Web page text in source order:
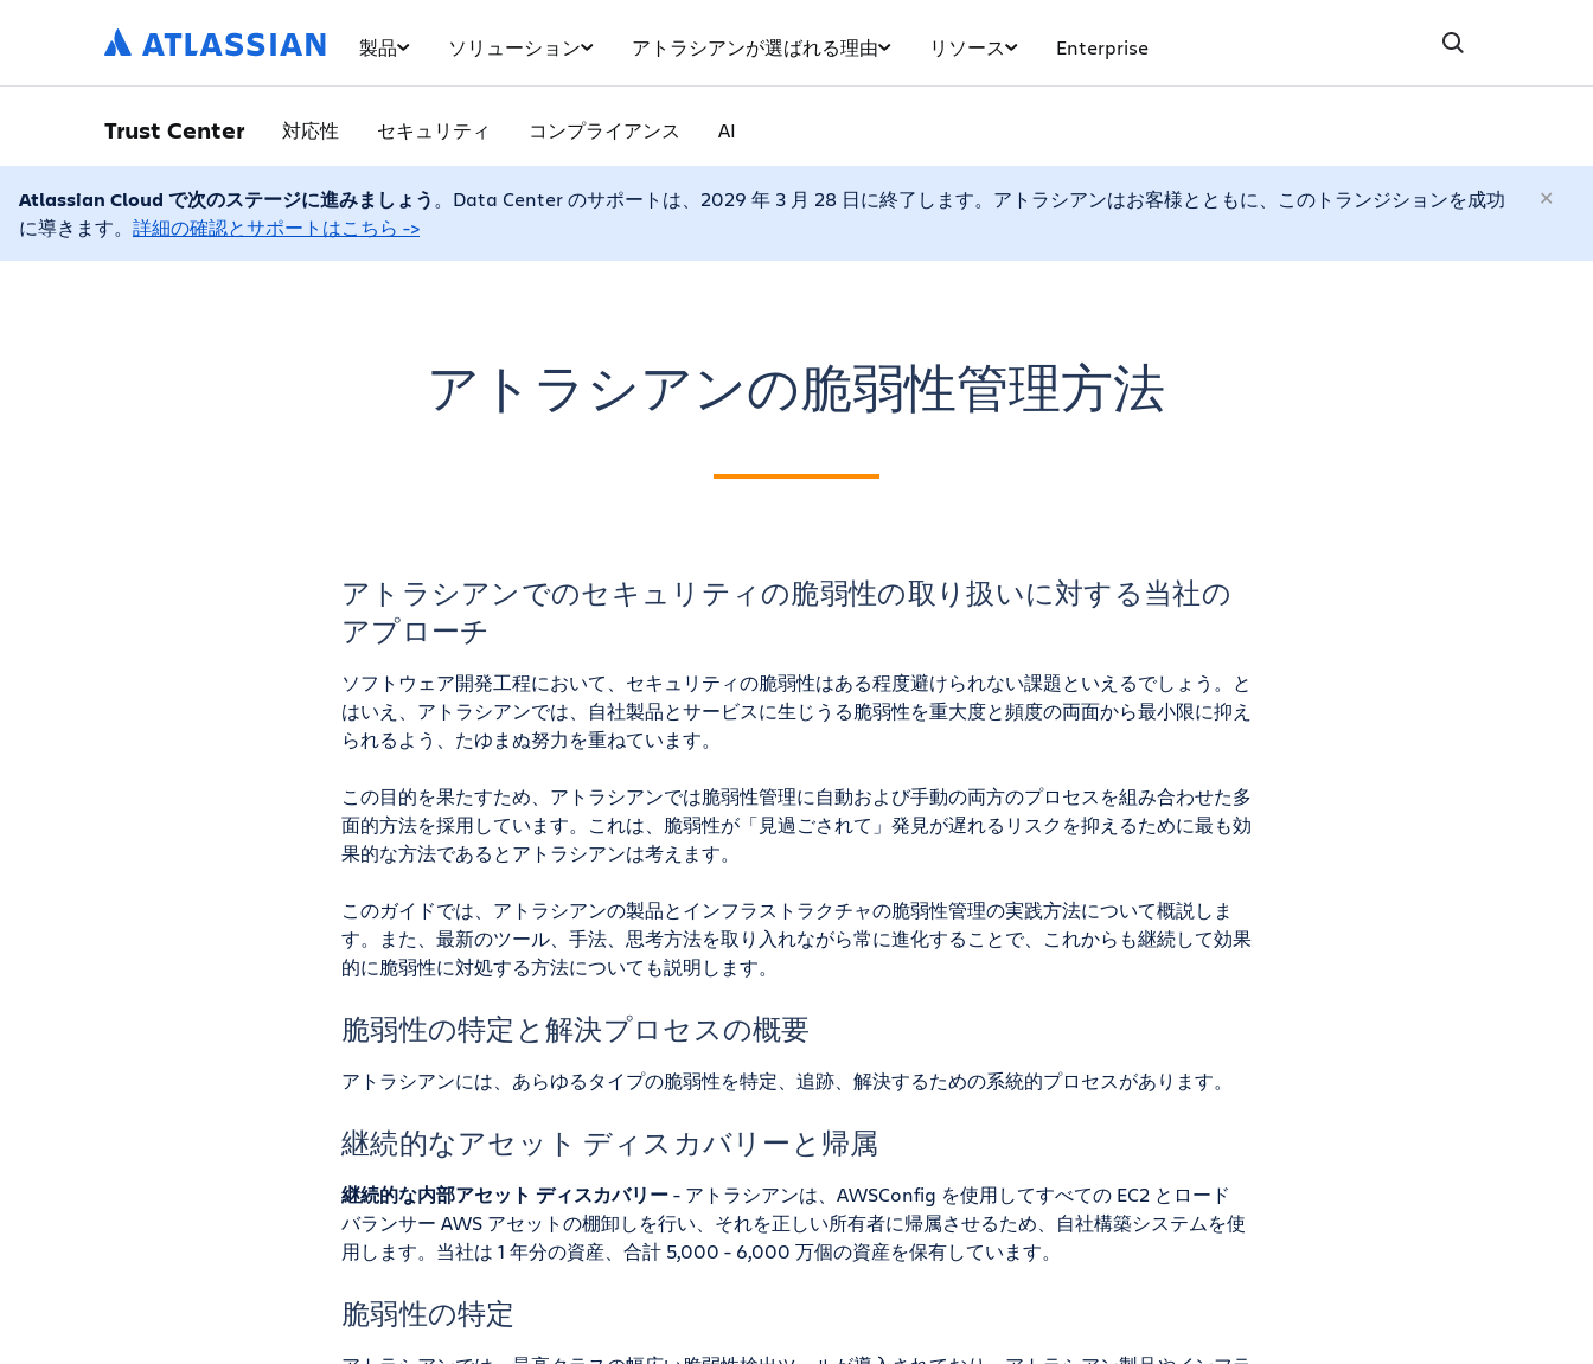
製品 ソリューション アトラシアンが選ばれる理由 リソース Enterprise
Trust Center 対応性 セキュリティ コンプライアンス AI
Atlassian Cloud で次のステージに進みましょう 。Data Center のサポートは、2029 年 3 月 28 日に終了します。アトラシアンはお客様とともに、このトランジションを成功
に導きます。 詳細の確認とサポートはこちら ->
アトラシアンの脆弱性管理方法
アトラシアンでのセキュリティの脆弱性の取り扱いに対する当社の
アプローチ
ソフトウェア開発工程において、セキュリティの脆弱性はある程度避けられない課題といえるでしょう。と
はいえ、アトラシアンでは、自社製品とサービスに生じうる脆弱性を重大度と頻度の両面から最小限に抑え
られるよう、たゆまぬ努力を重ねています。
この目的を果たすため、アトラシアンでは脆弱性管理に自動および手動の両方のプロセスを組み合わせた多
面的方法を採用しています。これは、脆弱性が「見過ごされて」発見が遅れるリスクを抑えるために最も効
果的な方法であるとアトラシアンは考えます。
このガイドでは、アトラシアンの製品とインフラストラクチャの脆弱性管理の実践方法について概説しま
す。また、最新のツール、手法、思考方法を取り入れながら常に進化することで、これからも継続して効果
的に脆弱性に対処する方法についても説明します。
脆弱性の特定と解決プロセスの概要
アトラシアンには、あらゆるタイプの脆弱性を特定、追跡、解決するための系統的プロセスがあります。
継続的なアセット ディスカバリーと帰属
継続的な内部アセット ディスカバリー- アトラシアンは、AWSConfig を使用してすべての EC2 とロード
バランサー AWS アセットの棚卸しを行い、それを正しい所有者に帰属させるため、自社構築システムを使
用します。当社は 1 年分の資産、合計 5,000 - 6,000 万個の資産を保有しています。
脆弱性の特定